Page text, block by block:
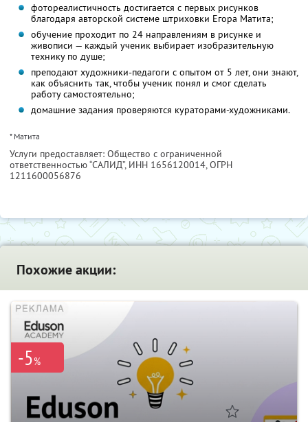
фотореалистичность достигается с первых рисунков
благодаря авторской системе штриховки Егора Матита;
обучение проходит по 24 направлениям в рисунке и
живописи — каждый ученик выбирает изобразительную
технику по душе;
преподают художники-педагоги с опытом от 5 лет, они знают,
как объяснить так, чтобы ученик понял и смог сделать
работу самостоятельно;
домашние задания проверяются кураторами-художниками.
* Матита
Услуги предоставляет: Общество с ограниченной
ответственностью “САЛИД”, ИНН 1656120014, ОГРН
1211600056876
Похожие акции:
-5%